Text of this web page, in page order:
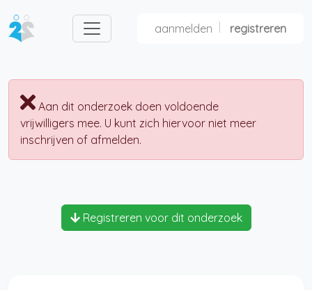
aanmelden registreren
Aan dit onderzoek doen voldoende
vrijwilligers mee. U kunt zich hiervoor niet meer
inschrijven of afmelden.
Registreren voor dit onderzoek